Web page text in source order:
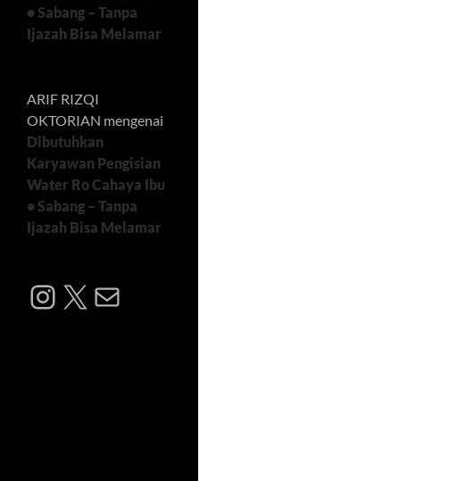
• Sabang – Tanpa
Ijazah Bisa Melamar
ARIF RIZQI
OKTORIAN mengenai
Dibutuhkan
Karyawan Pengisian
Water Ro Cahaya Ibu
• Sabang – Tanpa
Ijazah Bisa Melamar
Instagram
X Mail